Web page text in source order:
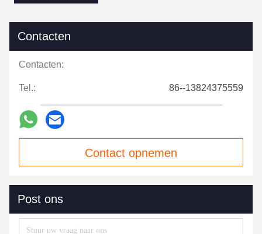
Contacten
Contacten:
Tel.: 86--13824375559
Contact opnemen
Post ons